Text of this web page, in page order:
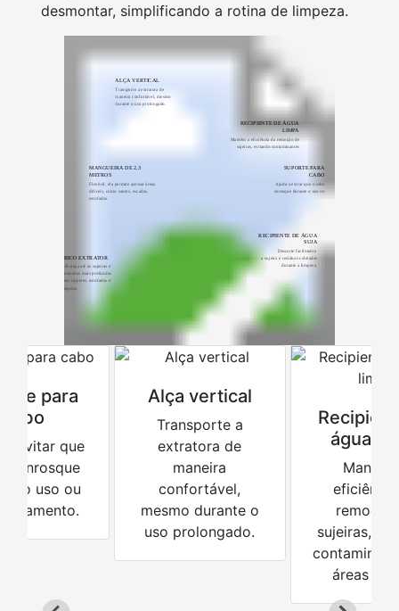
desmontar, simplificando a rotina de limpeza.
ALÇA VERTICAL
Transporte a extratora de
maneira confortável, mesmo
durante o uso prolongado.
MANGUEIRA DE 2,3
METROS
Flexível, ela permite acessar áreas
difíceis, como cantos, escadas,
estofados.
BICO EXTRATOR
Alcança até as sujeiras e
manchas mais profundas
em carpetes, estofados e
tapetes.
RECIPIENTE DE ÁGUA
LIMPA
Mantém a eficiência da remoção de
sujeiras, evitando contaminantes
SUPORTE PARA
CABO
Ajuda a evitar que o cabo
enrosque durante o uso ou
RECIPIENTE DE ÁGUA
SUJA
Descarte facilmente
a sujeira e resíduos coletados
durante a limpeza.
para
cabo
a evitar que
enrosque
o uso ou
Alça vertical
Transporte a
extratora de
maneira
confortável,
mesmo durante o
uso prolongado.
água
remoção
sujeiras,
áreas